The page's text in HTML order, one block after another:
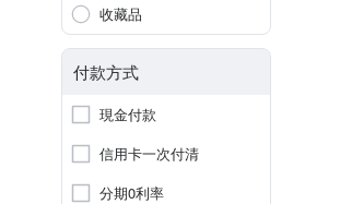
收藏品
付款方式
現金付款
信用卡一次付清
分期0利率